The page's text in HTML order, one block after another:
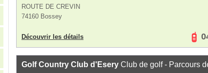
ROUTE DE CREVIN
74160 Bossey
Découvrir les détails
Golf Country Club d'Esery Club de golf - Parcours